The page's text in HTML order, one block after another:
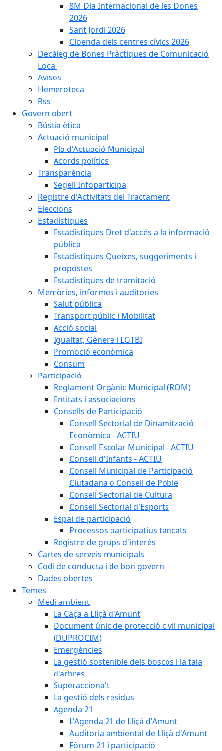
8M Dia Internacional de les Dones
2026
Sant Jordi 2026
Cloenda dels centres cívics 2026
Decàleg de Bones Pràctiques de Comunicació
Local
Avisos
Hemeroteca
Rss
Govern obert
Bústia ètica
Actuació municipal
Pla d'Actuació Municipal
Acords polítics
Transparència
Segell Infoparticipa
Registre d'Activitats del Tractament
Eleccions
Estadístiques
Estadístiques Dret d'accés a la informació
pública
Estadístiques Queixes, suggeriments i
propostes
Estadístiques de tramitació
Memòries, informes i auditories
Salut pública
Transport públic i Mobilitat
Acció social
Igualtat, Gènere i LGTBI
Promoció econòmica
Consum
Participació
Reglament Orgànic Municipal (ROM)
Entitats i associacions
Consells de Participació
Consell Sectorial de Dinamització
Econòmica - ACTIU
Consell Escolar Municipal - ACTIU
Consell d'Infants - ACTIU
Consell Municipal de Participació
Ciutadana o Consell de Poble
Consell Sectorial de Cultura
Consell Sectorial d'Esports
Espai de participació
Processos participatius tancats
Registre de grups d'interès
Cartes de serveis municipals
Codi de conducta i de bon govern
Dades obertes
Temes
Medi ambient
La Caça a Lliçà d'Amunt
Document únic de protecció civil municipal
(DUPROCIM)
Emergències
La gestió sostenible dels boscos i la tala
d'arbres
Superacciona't
La gestió dels residus
Agenda 21
L'Agenda 21 de Lliçà d'Amunt
Auditoria ambiental de Lliçà d'Amunt
Fòrum 21 i participació